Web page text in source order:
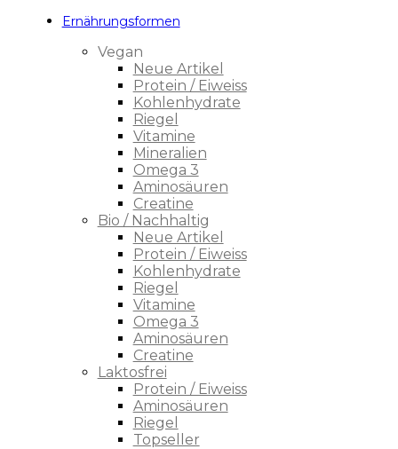
Ernährungsformen
Vegan
Neue Artikel
Protein / Eiweiss
Kohlenhydrate
Riegel
Vitamine
Mineralien
Omega 3
Aminosäuren
Creatine
Bio / Nachhaltig
Neue Artikel
Protein / Eiweiss
Kohlenhydrate
Riegel
Vitamine
Omega 3
Aminosäuren
Creatine
Laktosfrei
Protein / Eiweiss
Aminosäuren
Riegel
Topseller